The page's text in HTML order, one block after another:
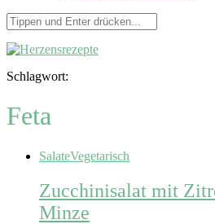
Schlagwort:
Feta
SalateVegetarisch
Zucchinisalat mit
Minze